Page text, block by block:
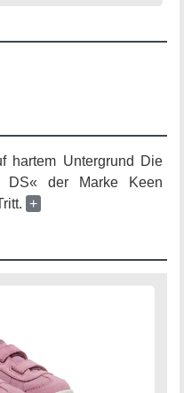
hartem Untergrund Die
DS« der Marke Keen
+